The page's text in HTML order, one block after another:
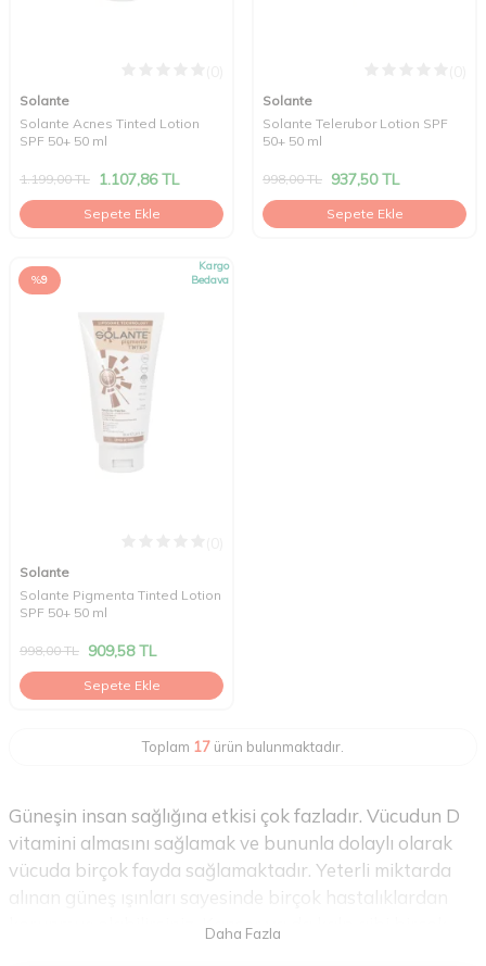
Solante
Solante Acnes Tinted Lotion
SPF 50+ 50 ml
1.199,00TL 1.107,86TL
Sepete Ekle
Solante
Solante Telerubor Lotion SPF
50+ 50 ml
998,00TL 937,50TL
Sepete Ekle
%9
Kargo
Bedava
Solante
Solante Pigmenta Tinted Lotion
SPF 50+ 50 ml
998,00TL 909,58TL
Sepete Ekle
Toplam 17 ürün bulunmaktadır.
Güneşin insan sağlığına etkisi çok fazladır. Vücudun D
vitamini almasını sağlamak ve bununla dolaylı olarak
vücuda birçok fayda sağlamaktadır. Yeterli miktarda
alınan güneş ışınları sayesinde birçok hastalıklardan
korunmuş olabilirsiniz. Kanser ya da kalp gibi birçok